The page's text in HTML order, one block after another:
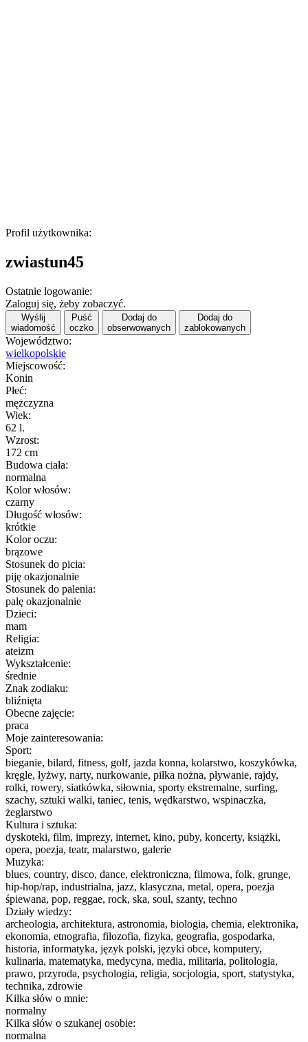
Profil użytkownika:
zwiastun45
Ostatnie logowanie:
Zaloguj się, żeby zobaczyć.
Wyślij
wiadomość
Puść
oczko
Dodaj do
obserwowanych
Dodaj do
zablokowanych
Województwo:
wielkopolskie
Miejscowość:
Konin
Płeć:
mężczyzna
Wiek:
62 l.
Wzrost:
172 cm
Budowa ciała:
normalna
Kolor włosów:
czarny
Długość włosów:
krótkie
Kolor oczu:
brązowe
Stosunek do picia:
piję okazjonalnie
Stosunek do palenia:
palę okazjonalnie
Dzieci:
mam
Religia:
ateizm
Wykształcenie:
średnie
Znak zodiaku:
bliźnięta
Obecne zajęcie:
praca
Moje zainteresowania:
Sport:
bieganie, bilard, fitness, golf, jazda konna, kolarstwo, koszykówka,
kręgle, łyżwy, narty, nurkowanie, piłka nożna, pływanie, rajdy,
rolki, rowery, siatkówka, siłownia, sporty ekstremalne, surfing,
szachy, sztuki walki, taniec, tenis, wędkarstwo, wspinaczka,
żeglarstwo
Kultura i sztuka:
dyskoteki, film, imprezy, internet, kino, puby, koncerty, książki,
opera, poezja, teatr, malarstwo, galerie
Muzyka:
blues, country, disco, dance, elektroniczna, filmowa, folk, grunge,
hip-hop/rap, industrialna, jazz, klasyczna, metal, opera, poezja
śpiewana, pop, reggae, rock, ska, soul, szanty, techno
Działy wiedzy:
archeologia, architektura, astronomia, biologia, chemia, elektronika,
ekonomia, etnografia, filozofia, fizyka, geografia, gospodarka,
historia, informatyka, język polski, języki obce, komputery,
kulinaria, matematyka, medycyna, media, militaria, politologia,
prawo, przyroda, psychologia, religia, socjologia, sport, statystyka,
technika, zdrowie
Kilka słów o mnie:
normalny
Kilka słów o szukanej osobie:
normalna